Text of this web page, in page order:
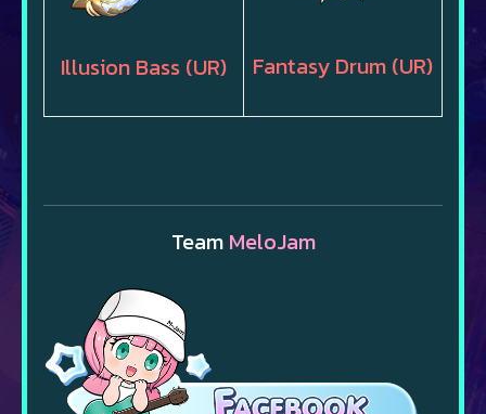
Illusion Bass (UR) Fantasy Drum (UR)
Team MeloJam